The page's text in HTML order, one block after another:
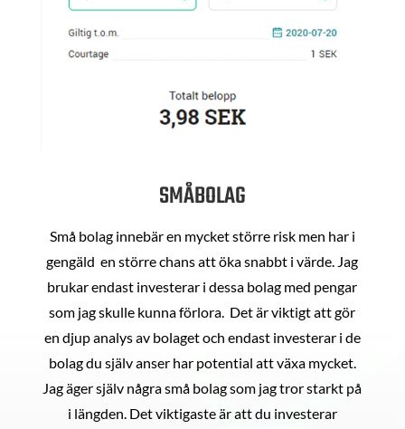
SMÅBOLAG
Små bolag innebär en mycket större risk men har i
gengäld en större chans att öka snabbt i värde. Jag
brukar endast investerar i dessa bolag med pengar
som jag skulle kunna förlora. Det är viktigt att gör
en djup analys av bolaget och endast investerar i de
bolag du själv anser har potential att växa mycket.
Jag äger själv några små bolag som jag tror starkt på
i längden. Det viktigaste är att du investerar